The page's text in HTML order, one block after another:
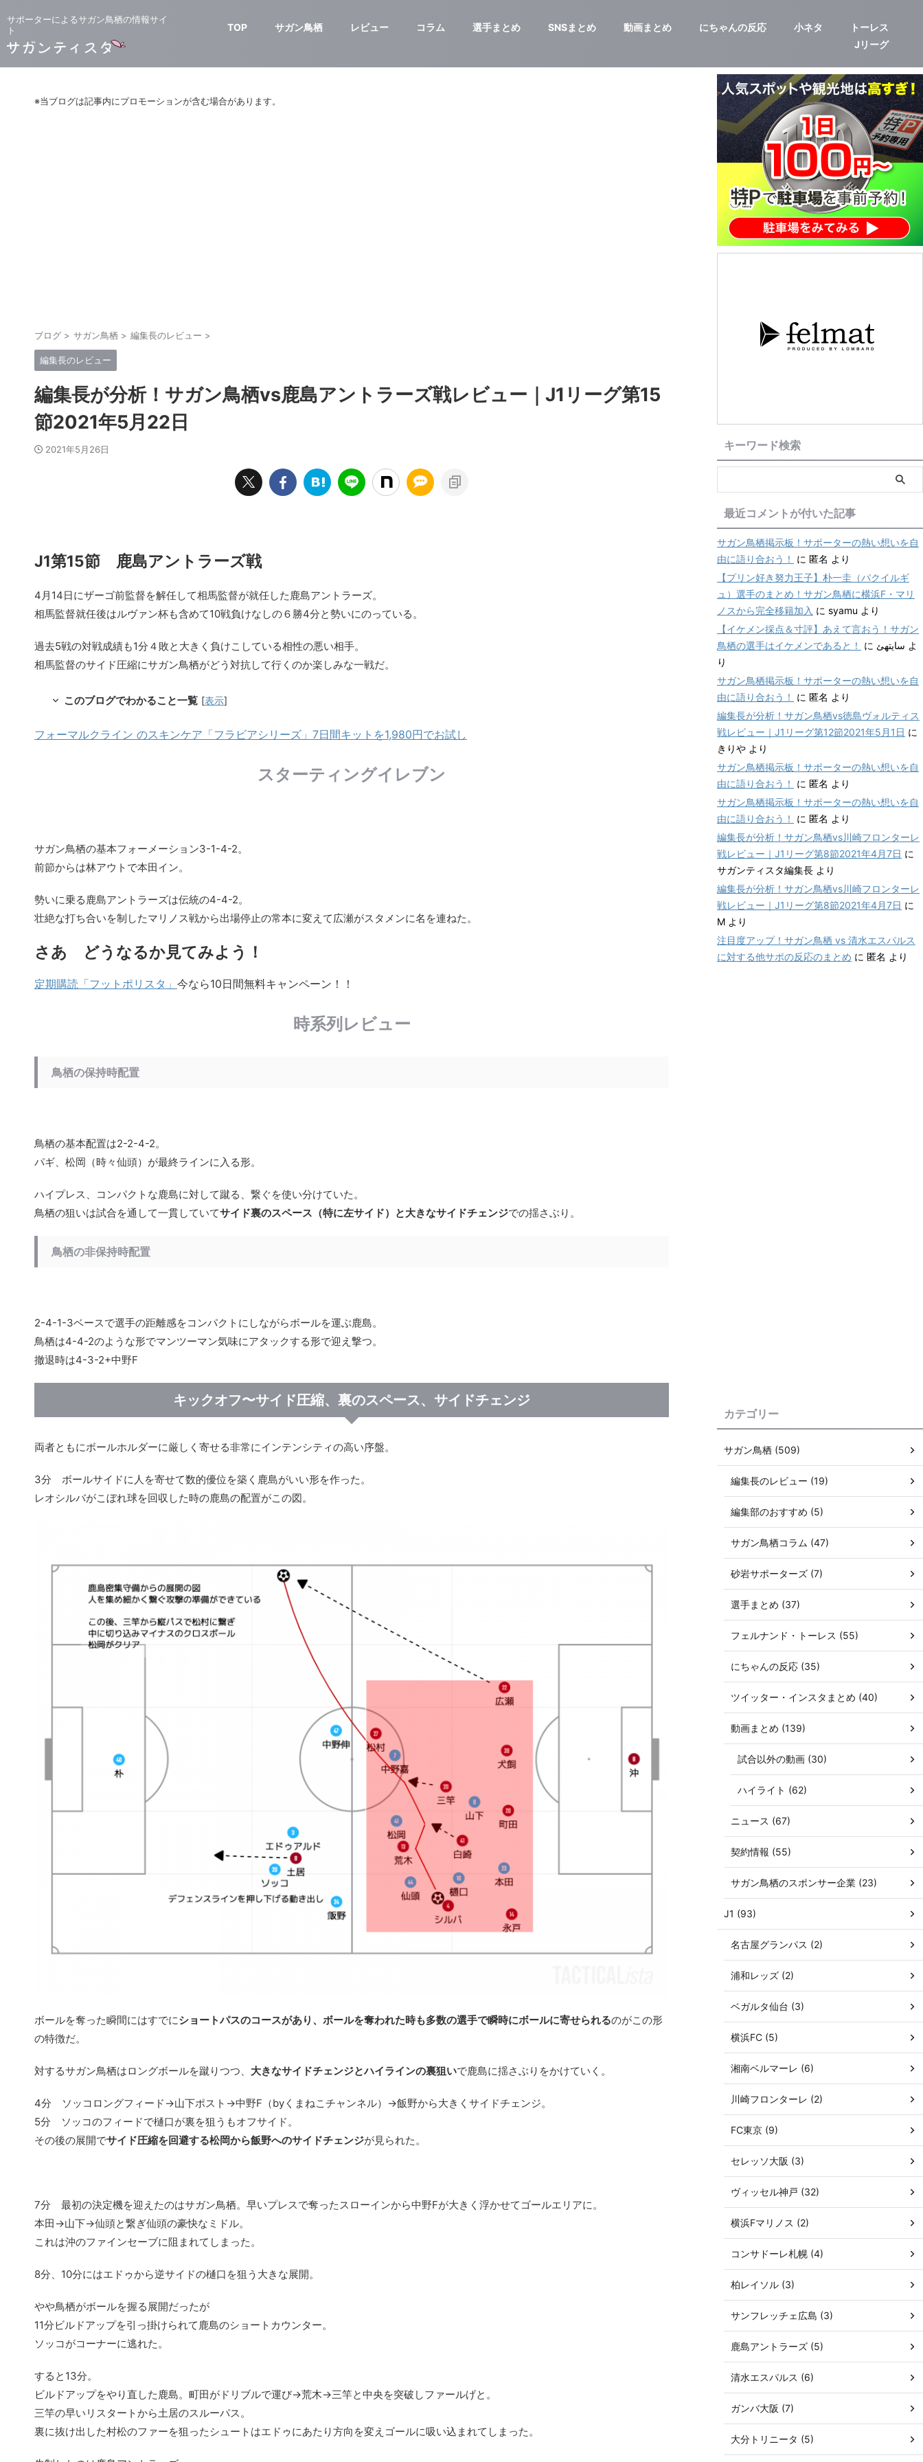
サポーターによるサガン鳥栖の情報サイ
ト
TOP サガン鳥栖 レビュー コラム 選手まとめ SNSまとめ 動画まとめ にちゃんの反応 小ネタ
トーレス
Jリーグ
※当ブログは記事内にプロモーションが含む場合があります。
ブログ > サガン鳥栖 > 編集長のレビュー >
編集長のレビュー
編集長が分析！サガン鳥栖vs鹿島アントラーズ戦レビュー｜J1リーグ第15
節2021年5月22日
2021年5月26日
J1第15節 鹿島アントラーズ戦
4月14日にザーゴ前監督を解任して相馬監督が就任した鹿島アントラーズ。
相馬監督就任後はルヴァン杯も含めて10戦負けなしの６勝4分と勢いにのっている。
過去5戦の対戦成績も1分４敗と大きく負けこしている相性の悪い相手。
相馬監督のサイド圧縮にサガン鳥栖がどう対抗して行くのか楽しみな一戦だ。
このブログでわかること一覧 [表示]
フォーマルクライン のスキンケア「フラビアシリーズ」7日間キットを1,980円でお試し
スターティングイレブン
サガン鳥栖の基本フォーメーション3-1-4-2。
前節からは林アウトで本田イン。
勢いに乗る鹿島アントラーズは伝統の4-4-2。
壮絶な打ち合いを制したマリノス戦から出場停止の常本に変えて広瀬がスタメンに名を連ねた。
さあ どうなるか見てみよう！
定期購読「フットポリスタ」 今なら10日間無料キャンペーン！！
時系列レビュー
鳥栖の保持時配置
鳥栖の基本配置は2-2-4-2。
パギ、松岡（時々仙頭）が最終ラインに入る形。
ハイプレス、コンパクトな鹿島に対して蹴る、繋ぐを使い分けていた。
鳥栖の狙いは試合を通して一貫していてサイド裏のスペース（特に左サイド）と大きなサイドチェンジでの揺さぶり。
鳥栖の非保持時配置
2-4-1-3ベースで選手の距離感をコンパクトにしながらボールを運ぶ鹿島。
鳥栖は4-4-2のような形でマンツーマン気味にアタックする形で迎え撃つ。
撤退時は4-3-2+中野F
キックオフ〜サイド圧縮、裏のスペース、サイドチェンジ
両者ともにボールホルダーに厳しく寄せる非常にインテンシティの高い序盤。
3分 ボールサイドに人を寄せて数的優位を築く鹿島がいい形を作った。
レオシルバがこぼれ球を回収した時の鹿島の配置がこの図。
ボールを奪った瞬間にはすでにショートパスのコースがあり、ボールを奪われた時も多数の選手で瞬時にボールに寄せられるのがこの形
の特徴だ。
対するサガン鳥栖はロングボールを蹴りつつ、 大きなサイドチェンジとハイラインの裏狙いで鹿島に揺さぶりをかけていく。
4分 ソッコロングフィード→山下ポスト→中野F（byくまねこチャンネル）→飯野から大きくサイドチェンジ。
5分 ソッコのフィードで樋口が裏を狙うもオフサイド。
その後の展開でサイド圧縮を回避する松岡から飯野へのサイドチェンジが見られた。
7分 最初の決定機を迎えたのはサガン鳥栖。早いプレスで奪ったスローインから中野Fが大きく浮かせてゴールエリアに。
本田→山下→仙頭と繋ぎ仙頭の豪快なミドル。
これは沖のファインセーブに阻まれてしまった。
8分、10分にはエドゥから逆サイドの樋口を狙う大きな展開。
やや鳥栖がボールを握る展開だったが
11分ビルドアップを引っ掛けられて鹿島のショートカウンター。
ソッコがコーナーに逃れた。
すると13分。
ビルドアップをやり直した鹿島。町田がドリブルで運び→荒木→三竿と中央を突破しファールげと。
三竿の早いリスタートから土居のスルーパス。
裏に抜け出した村松のファーを狙ったシュートはエドゥにあたり方向を変えゴールに吸い込まれてしまった。
キーワード検索
最近コメントが付いた記事
サガン鳥栖掲示板！サポーターの熱い想いを自
由に語り合おう！
に 匿名 より
【プリン好き努力王子】朴一圭（パクイルギ
ュ）選手のまとめ！サガン鳥栖に横浜F・マリ
ノスから完全移籍加入 に syamu より
【イケメン採点＆寸評】あえて言おう！サガン
鳥栖の選手はイケメンであると！
に سایتهئ よ
り
サガン鳥栖掲示板！サポーターの熱い想いを自
由に語り合おう！
に 匿名 より
編集長が分析！サガン鳥栖vs徳島ヴォルティス
戦レビュー｜J1リーグ第12節2021年5月1日 に
きりや より
サガン鳥栖掲示板！サポーターの熱い想いを自
由に語り合おう！
に 匿名 より
サガン鳥栖掲示板！サポーターの熱い想いを自
由に語り合おう！
に 匿名 より
編集長が分析！サガン鳥栖vs川崎フロンターレ
戦レビュー｜J1リーグ第8節2021年4月7日 に
サガンティスタ編集長 より
編集長が分析！サガン鳥栖vs川崎フロンターレ
戦レビュー｜J1リーグ第8節2021年4月7日 に
M より
注目度アップ！サガン鳥栖 vs 清水エスパルス
に対する他サポの反応のまとめ に 匿名 より
カテゴリー
サガン鳥栖 (509)
編集長のレビュー (19)
編集部のおすすめ (5)
サガン鳥栖コラム (47)
砂岩サポーターズ (7)
選手まとめ (37)
フェルナンド・トーレス (55)
にちゃんの反応 (35)
ツイッター・インスタまとめ (40)
動画まとめ (139)
試合以外の動画 (30)
ハイライト (62)
ニュース (67)
契約情報 (55)
サガン鳥栖のスポンサー企業 (23)
J1 (93)
名古屋グランパス (2)
浦和レッズ (2)
ベガルタ仙台 (3)
横浜FC (5)
湘南ベルマーレ (6)
川崎フロンターレ (2)
FC東京 (9)
セレッソ大阪 (3)
ヴィッセル神戸 (32)
横浜Fマリノス (2)
コンサドーレ札幌 (4)
柏レイソル (3)
サンフレッチェ広島 (3)
鹿島アントラーズ (5)
清水エスパルス (6)
ガンバ大阪 (7)
大分トリニータ (5)